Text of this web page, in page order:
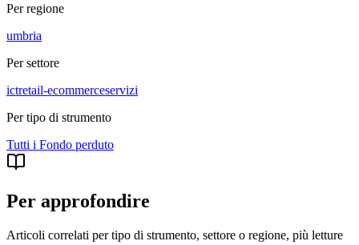
Per regione
umbria
Per settore
ictretail-ecommerceservizi
Per tipo di strumento
Tutti i Fondo perduto
Per approfondire
Articoli correlati per tipo di strumento, settore o regione, più letture